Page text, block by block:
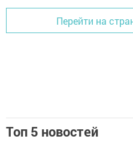
Перейти на
Топ 5 новостей